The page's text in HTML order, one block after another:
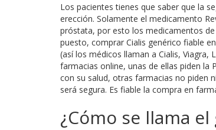
Los pacientes tienes que saber que la
erección. Solamente el medicamento
próstata, por esto los medicamentos
puesto, comprar Cialis genérico fiable
(así los médicos llaman a Cialis, Viagra,
farmacias online, unas de ellas piden la
con su salud, otras farmacias no piden
será segura. Es fiable la compra en
¿Cómo se llama